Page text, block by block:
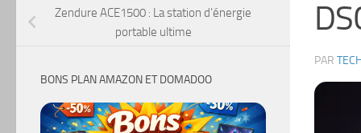
PAR
Zendure ACE1500 : La station d’énergie
portable ultime
BONS PLAN AMAZON ET DOMADOO